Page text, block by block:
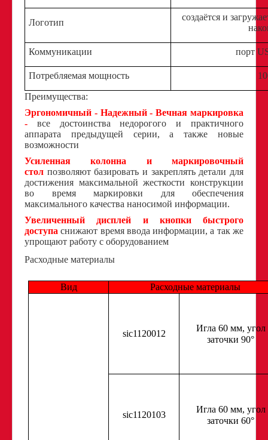
Логотип
создаётся и
Коммуникации порт
Потребляемая мощность
Преимущества:
Эргономичный - Надежный - Вечная маркировка
- все достоинства недорогого и практичного
аппарата предыдущей серии, а также новые
возможности
Усиленная колонна и маркировочный
стол позволяют базировать и закреплять детали для
достижения максимальной жесткости конструкции
во время маркировки для обеспечения
максимального качества наносимой информации.
Увеличенный дисплей и кнопки быстрого
доступа снижают время ввода информации, а так же
упрощают работу с оборудованием
Расходные материалы
Вид Расходные материалы
sic1120012
Игла 60 мм, угол
заточки 90°
sic1120103
Игла 60 мм, угол
заточки 60°